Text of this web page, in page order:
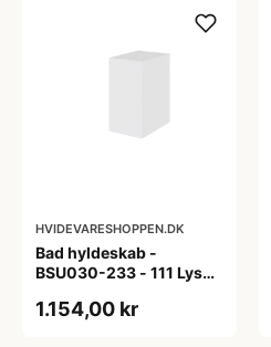
HVIDEVARESHOPPEN.DK
Bad hyldeskab -
BSU030-233 - 111 Lys
1.154,00 kr